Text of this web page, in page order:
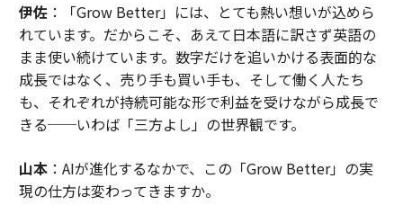
伊佐：「Grow Better」には、とても熱い想いが込めら
れています。だからこそ、あえて日本語に訳さず英語の
まま使い続けています。数字だけを追いかける表面的な
成長ではなく、売り手も買い手も、そして働く人たち
も、それぞれが持続可能な形で利益を受けながら成長で
きる──いわば「三方よし」の世界観です。
山本：AIが進化するなかで、この「Grow Better」の実
現の仕方は変わってきますか。